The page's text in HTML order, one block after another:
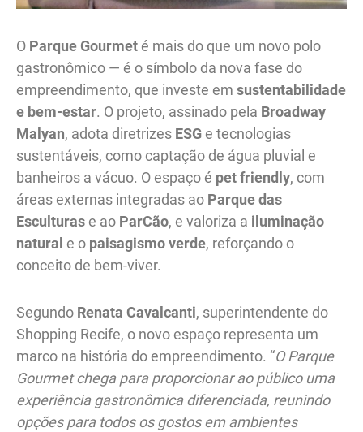
O Parque Gourmet é mais do que um novo polo
gastronômico — é o símbolo da nova fase do
empreendimento, que investe em sustentabilidade
e bem-estar. O projeto, assinado pela Broadway
Malyan, adota diretrizes ESG e tecnologias
sustentáveis, como captação de água pluvial e
banheiros a vácuo. O espaço é pet friendly, com
áreas externas integradas ao Parque das
Esculturas e ao ParCão, e valoriza a iluminação
natural e o paisagismo verde, reforçando o
conceito de bem-viver.
Segundo Renata Cavalcanti, superintendente do
Shopping Recife, o novo espaço representa um
marco na história do empreendimento. “O Parque
Gourmet chega para proporcionar ao público uma
experiência gastronômica diferenciada, reunindo
opções para todos os gostos em ambientes